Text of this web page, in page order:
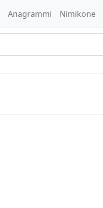
Anagrammi Nimikone